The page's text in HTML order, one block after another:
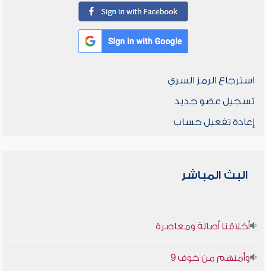
استرجاع الرمز السري
تسجيل عضو جديد
إعادة تفعيل حساب
البث المباشر
أخلاقنا أصالة ومعاصرة
وأمنهم من خوف 9